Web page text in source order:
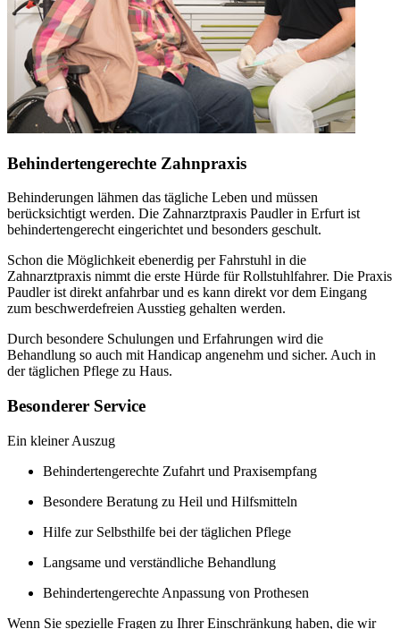
Behindertengerechte Zahnpraxis
Behinderungen lähmen das tägliche Leben und müssen
berücksichtigt werden. Die Zahnarztpraxis Paudler in Erfurt ist
behindertengerecht eingerichtet und besonders geschult.
Schon die Möglichkeit ebenerdig per Fahrstuhl in die
Zahnarztpraxis nimmt die erste Hürde für Rollstuhlfahrer. Die Praxis
Paudler ist direkt anfahrbar und es kann direkt vor dem Eingang
zum beschwerdefreien Ausstieg gehalten werden.
Durch besondere Schulungen und Erfahrungen wird die
Behandlung so auch mit Handicap angenehm und sicher. Auch in
der täglichen Pflege zu Haus.
Besonderer Service
Ein kleiner Auszug
Behindertengerechte Zufahrt und Praxisempfang
Besondere Beratung zu Heil und Hilfsmitteln
Hilfe zur Selbsthilfe bei der täglichen Pflege
Langsame und verständliche Behandlung
Behindertengerechte Anpassung von Prothesen
Wenn Sie spezielle Fragen zu Ihrer Einschränkung haben, die wir